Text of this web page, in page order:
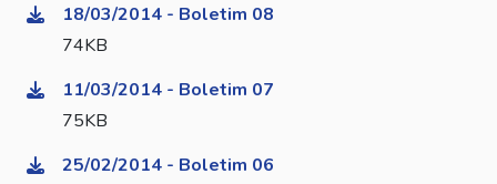
18/03/2014 - Boletim 08
74KB
11/03/2014 - Boletim 07
75KB
25/02/2014 - Boletim 06